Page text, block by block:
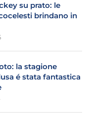
su prato: le
brindano in
la stagione
é stata fantastica